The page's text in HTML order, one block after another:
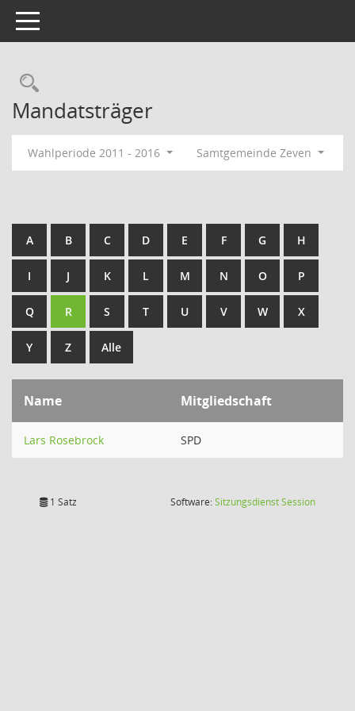
Toggle navigation
Rechercheauswahl
Mandatsträger
Wahlperiode 2011 - 2016 Samtgemeinde Zeven
A B C D E F G H
I J K L M N O P
Q R S T U V W X
Y Z Alle
Name Mitgliedschaft
Lars Rosebrock SPD
1 Satz Software:SitzungsdienstSession(Wird in